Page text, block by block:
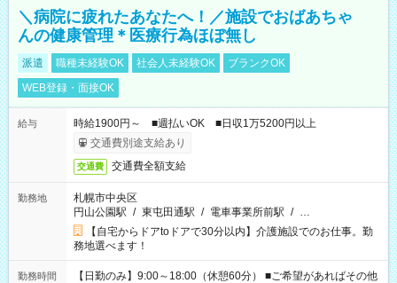
＼病院に疲れたあなたへ！／施設でおばあちゃ
んの健康管理＊医療行為ほぼ無し
派遣 職種未経験OK 社会人未経験OK
ブランクOK
WEB登録・面接OK
給与
時給1900円～ ■週払いOK ■日収1万5200円以上
交通費別途支給あり
交通費 交通費全額支給
勤務地
札幌市中央区
円山公園駅 / 東屯田通駅 / 電車事業所前駅 / …
【自宅からドアtoドアで30分以内】介護施設でのお仕事。勤
務地選べます！
勤務時間
【日勤のみ】9:00～18:00（休憩60分） ■ご希望があればその他